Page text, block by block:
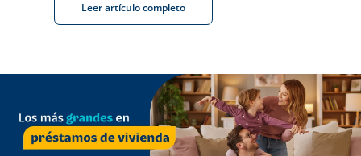
Leer artículo completo